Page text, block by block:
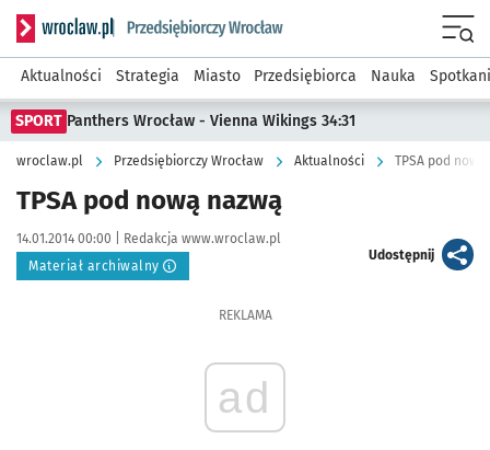
Serwis informacyjny wroclaw.pl podserwis: Strategia
Aktualności Strategia Miasto Przedsiębiorca Nauka
SPORT Panthers Wrocław - Vienna Wikings 34:31
wroclaw.pl Przedsiębiorczy Wrocław Aktualności TPSA pod
TPSA pod nową nazwą
Data publikacji:
14.01.2014 00:00 | Autor:
Redakcja www.wroclaw.pl
Materiał archiwalny
Udostępnijartykuł
REKLAMA
ad